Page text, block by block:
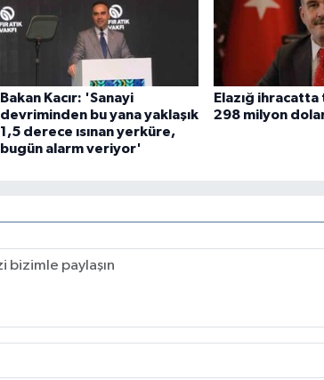
Bakan Kacır: 'Sanayi
devriminden bu yana yaklaşık
1,5 derece ısınan yerküre,
bugün alarm veriyor'
Elazığ ihracatta
298 milyon